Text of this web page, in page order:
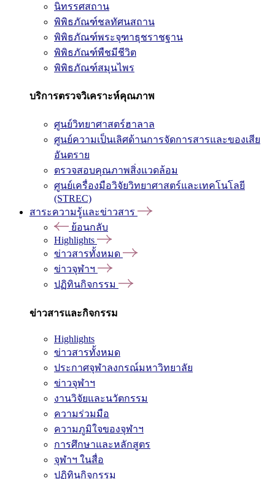
นิทรรศสถาน
พิพิธภัณฑ์ชลทัศนสถาน
พิพิธภัณฑ์พระจุฑาธุชราชฐาน
พิพิธภัณฑ์พืชมีชีวิต
พิพิธภัณฑ์สมุนไพร
บริการตรวจวิเคราะห์คุณภาพ
ศูนย์วิทยาศาสตร์ฮาลาล
ศูนย์ความเป็นเลิศด้านการจัดการสารและของเสีย
อันตราย
ตรวจสอบคุณภาพสิ่งแวดล้อม
ศูนย์เครื่องมือวิจัยวิทยาศาสตร์และเทคโนโลยี
(STREC)
สาระความรู้และข่าวสาร
ย้อนกลับ
Highlights
ข่าวสารทั้งหมด
ข่าวจุฬาฯ
ปฏิทินกิจกรรม
ข่าวสารและกิจกรรม
Highlights
ข่าวสารทั้งหมด
ประกาศจุฬาลงกรณ์มหาวิทยาลัย
ข่าวจุฬาฯ
งานวิจัยและนวัตกรรม
ความร่วมมือ
ความภูมิใจของจุฬาฯ
การศึกษาและหลักสูตร
จุฬาฯ ในสื่อ
ปฏิทินกิจกรรม